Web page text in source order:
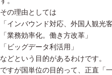
その理由としては
「インバウンド対応、外国人観光客
「業務効率化。働き方改革」
「ビッグデータ利活用」
などという目的があるわけです。
ですが国単位の目的って、正直「